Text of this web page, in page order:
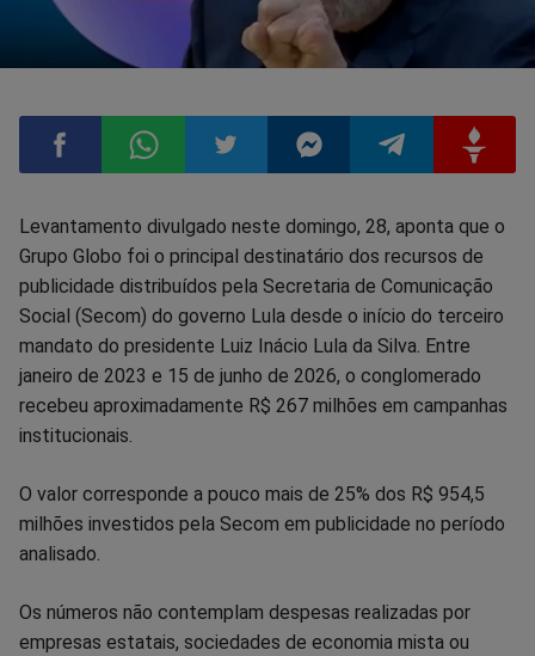
Compartilhar
no
Facebook
Compartilhar
no
Whatsapp
Compartilhar
no
Twitter
Compartilhar
no
Messenger
Compartilhar
no
Telegram
no
Gettr
Levantamento divulgado neste domingo, 28, aponta que o
Grupo Globo foi o principal destinatário dos recursos de
publicidade distribuídos pela Secretaria de Comunicação
Social (Secom) do governo Lula desde o início do terceiro
mandato do presidente Luiz Inácio Lula da Silva. Entre
janeiro de 2023 e 15 de junho de 2026, o conglomerado
recebeu aproximadamente R$ 267 milhões em campanhas
institucionais.
O valor corresponde a pouco mais de 25% dos R$ 954,5
milhões investidos pela Secom em publicidade no período
analisado.
Os números não contemplam despesas realizadas por
empresas estatais, sociedades de economia mista ou